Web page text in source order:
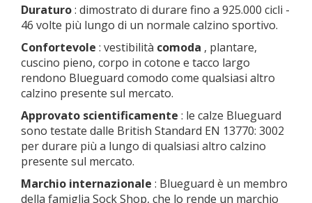
Duraturo: dimostrato di durare fino a 925.000 cicli -
46 volte più lungo di un normale calzino sportivo.
Confortevole : vestibilità comoda , plantare,
cuscino pieno, corpo in cotone e tacco largo
rendono Blueguard comodo come qualsiasi altro
calzino presente sul mercato.
Approvato scientificamente : le calze Blueguard
sono testate dalle British Standard EN 13770: 3002
per durare più a lungo di qualsiasi altro calzino
presente sul mercato.
Marchio internazionale : Blueguard è un membro
della famiglia Sock Shop, che lo rende un marchio